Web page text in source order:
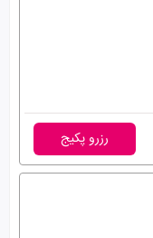
رزرو پکیج